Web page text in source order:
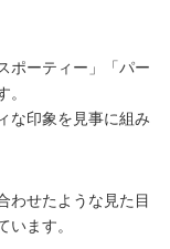
ポーティー」「パー
な印象を見事に組み
わせたような見た目
います。